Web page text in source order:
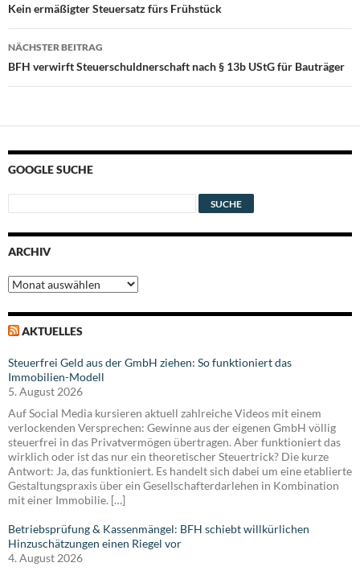
Kein ermäßigter Steuersatz fürs Frühstück
NÄCHSTER BEITRAG
BFH verwirft Steuerschuldnerschaft nach § 13b UStG für Bauträger
GOOGLE SUCHE
ARCHIV
Archiv
AKTUELLES
Steuerfrei Geld aus der GmbH ziehen: So funktioniert das
Immobilien-Modell
5. August 2026
Auf Social Media kursieren aktuell zahlreiche Videos mit einem
verlockenden Versprechen: Gewinne aus der eigenen GmbH völlig
steuerfrei in das Privatvermögen übertragen. Aber funktioniert das
wirklich oder ist das nur ein theoretischer Steuertrick? Die kurze
Antwort: Ja, das funktioniert. Es handelt sich dabei um eine etablierte
Gestaltungspraxis über ein Gesellschafterdarlehen in Kombination
mit einer Immobilie. […]
Betriebsprüfung & Kassenmängel: BFH schiebt willkürlichen
Hinzuschätzungen einen Riegel vor
4. August 2026